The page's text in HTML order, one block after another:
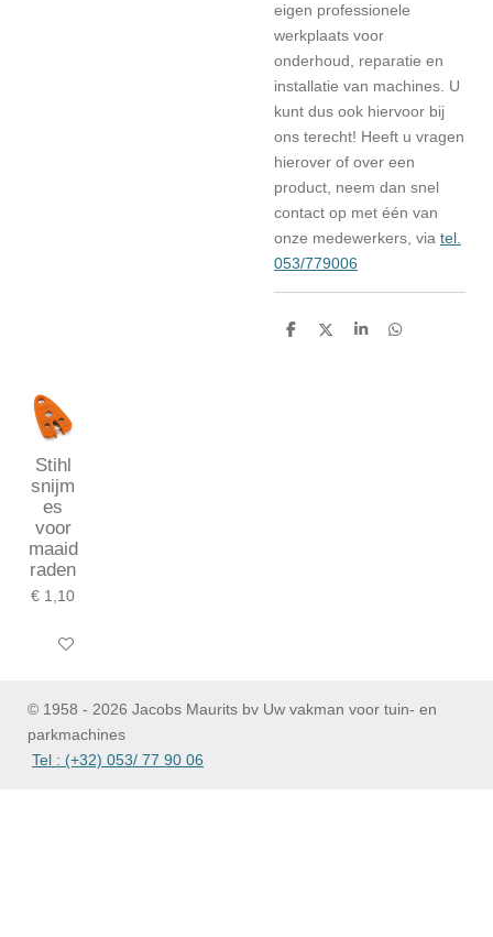
eigen professionele
werkplaats voor
onderhoud, reparatie en
installatie van machines. U
kunt dus ook hiervoor bij
ons terecht! Heeft u vragen
hierover of over een
product, neem dan snel
contact op met één van
onze medewerkers, via tel.
053/779006
D
D
S
D
Stihl
snijm
es
voor
maaid
raden
€ 1,10
In winkelwagen
© 1958 - 2026 Jacobs Maurits bv Uw vakman voor tuin- en
parkmachines
Tel : (+32) 053/ 77 90 06